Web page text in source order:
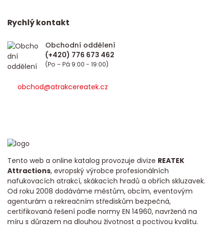
Tento web a online katalog provozuje divize REATEK
Attractions, evropský výrobce profesionálních
nafukovacích atrakcí, skákacích hradů a obřích skluzavek.
Od roku 2008 dodáváme městům, obcím, eventovým
agenturám a rekreačním střediskům bezpečná,
certifikovaná řešení podle normy EN 14960, navržená na
míru s důrazem na dlouhou životnost a poctivou kvalitu.
Rychlý kontakt
Obchodní oddělení
(Po – Pá 9:00 - 19:00)
obchod@atrakcereatek.cz